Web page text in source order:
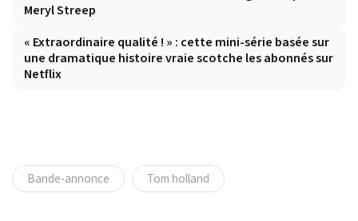
Meryl Streep
« Extraordinaire qualité ! » : cette mini-série basée sur
une dramatique histoire vraie scotche les abonnés sur
Netflix
Bande-annonce Tom holland